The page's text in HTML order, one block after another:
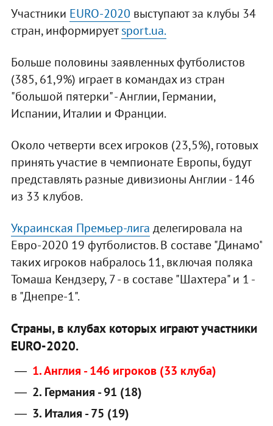
Участники EURO-2020 выступают за клубы 34
стран, информируетsport.ua.
Больше половины заявленных футболистов
(385, 61,9%) играет в командах из стран
"большой пятерки" - Англии, Германии,
Испании, Италии и Франции.
Около четверти всех игроков (23,5%), готовых
принять участие в чемпионате Европы, будут
представлять разные дивизионы Англии - 146
из 33 клубов.
Украинская Премьер-лига делегировала на
Евро-2020 19 футболистов. В составе "Динамо"
таких игроков набралось 11, включая поляка
Томаша Кендзеру, 7 - в составе "Шахтера" и 1 -
в "Днепре-1".
Страны, в клубах которых играют участники
EURO-2020.
1. Англия - 146 игроков (33 клуба)
2. Германия - 91 (18)
3. Италия - 75 (19)